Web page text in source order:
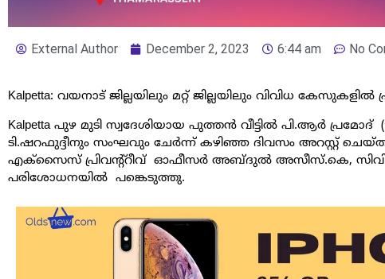
External Author December 2, 2023 6:44 am No
Kalpetta: വയനാട് ജില്ലയിലും മറ്റ് ജില്ലയിലും വിവിധ
Kalpetta പുഴ മുടി സ്വദേശിയായ പുത്തന്‍ വീട്ടില്‍ പി.ആര്‍
ടി.ഷറഫുദ്ദീനും സംഘവും ചേര്‍ന്ന് കഴിഞ്ഞ ദിവസം അറസ്റ്റ്
എക്‌സൈസ് പ്രിവന്റ്‌റീവ് ഓഫീസര്‍ അബ്ദുല്‍ അസീസ്.കെ,
പരിശോധനയില്‍ പങ്കെടുത്തു.